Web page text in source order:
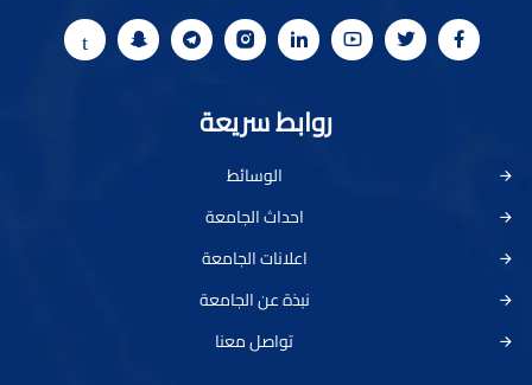
روابط سريعة
الوسائط
احداث الجامعة
اعلانات الجامعة
نبذة عن الجامعة
تواصل معنا